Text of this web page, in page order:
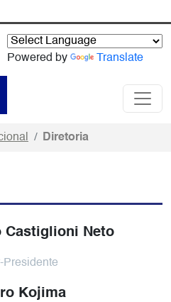
Powered by Translate
Diretoria
Neto
Presidente
Kojima